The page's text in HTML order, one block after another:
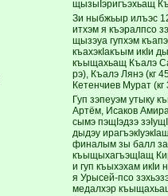
щызыIэригъэхьащ
Зи ныбжьыр илъэс
итхэм я къэралпсо
щызэуа гупхэм
къахэкIакъым икIи
къыщахьащ Къалэ
рэ), Къалэ Лянэ (кг
Кетенчиев Мурат
Гуп зэпеуэм утыку
Артём, Исаков
сымэ пэщIэдзэ
дыдэу
финалым зы балл
къыщыхагъэщIащ
и гуп къыхэхам икIи
я Урысей-псо
медалхэр